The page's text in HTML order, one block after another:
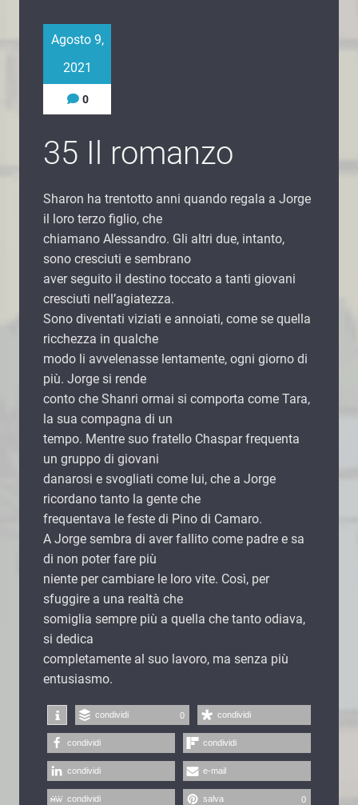
Agosto 9,
2021
0
35 Il romanzo
Sharon ha trentotto anni quando regala a Jorge
il loro terzo figlio, che
chiamano Alessandro. Gli altri due, intanto,
sono cresciuti e sembrano
aver seguito il destino toccato a tanti giovani
cresciuti nell’agiatezza.
Sono diventati viziati e annoiati, come se quella
ricchezza in qualche
modo li avvelenasse lentamente, ogni giorno di
più. Jorge si rende
conto che Shanri ormai si comporta come Tara,
la sua compagna di un
tempo. Mentre suo fratello Chaspar frequenta
un gruppo di giovani
danarosi e svogliati come lui, che a Jorge
ricordano tanto la gente che
frequentava le feste di Pino di Camaro.
A Jorge sembra di aver fallito come padre e sa
di non poter fare più
niente per cambiare le loro vite. Così, per
sfuggire a una realtà che
somiglia sempre più a quella che tanto odiava,
si dedica
completamente al suo lavoro, ma senza più
entusiasmo.
condividi 0 condividi
condividi condividi
condividi e-mail
condividi salva 0